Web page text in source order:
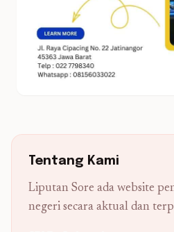
Tentang Kami
Liputan Sore ada website
negeri secara aktual dan